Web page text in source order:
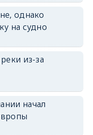
однако
на судно
из-за
начал